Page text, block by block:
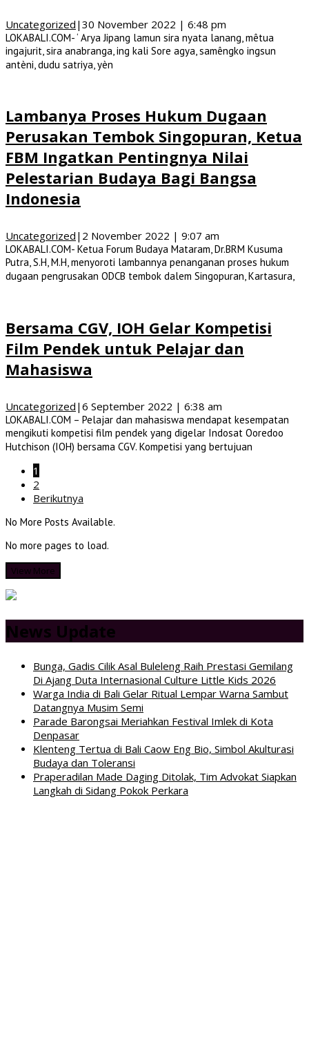
Uncategorized | 30 November 2022 | 6:48 pm
LOKABALI.COM- ‘ Arya Jipang lamun sira nyata lanang, mêtua
ingajurit, sira anabranga, ing kali Sore agya, samêngko ingsun
antèni, dudu satriya, yèn
Lambanya Proses Hukum Dugaan
Perusakan Tembok Singopuran, Ketua
FBM Ingatkan Pentingnya Nilai
Pelestarian Budaya Bagi Bangsa
Indonesia
Uncategorized | 2 November 2022 | 9:07 am
LOKABALI.COM- Ketua Forum Budaya Mataram, Dr.BRM Kusuma
Putra, S.H, M.H, menyoroti lambannya penanganan proses hukum
dugaan pengrusakan ODCB tembok dalem Singopuran, Kartasura,
Bersama CGV, IOH Gelar Kompetisi
Film Pendek untuk Pelajar dan
Mahasiswa
Uncategorized | 6 September 2022 | 6:38 am
LOKABALI.COM – Pelajar dan mahasiswa mendapat kesempatan
mengikuti kompetisi film pendek yang digelar Indosat Ooredoo
Hutchison (IOH) bersama CGV. Kompetisi yang bertujuan
1
2
Berikutnya
No More Posts Available.
No more pages to load.
View More
News Update
Bunga, Gadis Cilik Asal Buleleng Raih Prestasi Gemilang
Di Ajang Duta Internasional Culture Little Kids 2026
Warga India di Bali Gelar Ritual Lempar Warna Sambut
Datangnya Musim Semi
Parade Barongsai Meriahkan Festival Imlek di Kota
Denpasar
Klenteng Tertua di Bali Caow Eng Bio, Simbol Akulturasi
Budaya dan Toleransi
Praperadilan Made Daging Ditolak, Tim Advokat Siapkan
Langkah di Sidang Pokok Perkara